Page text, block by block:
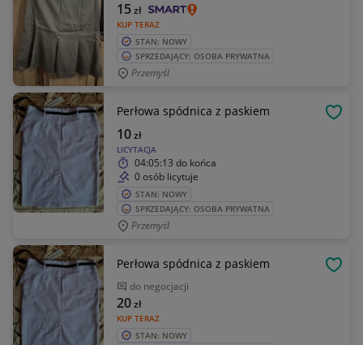
KUP TERAZ
15zł
STAN: NOWY
SPRZEDAJĄCY: OSOBA PRYWATNA
Przemyśl
Perłowa spódnica z paskiem
LICYTACJA
10zł
04:05:13 do końca
0 osób licytuje
STAN: NOWY
SPRZEDAJĄCY: OSOBA PRYWATNA
Przemyśl
Perłowa spódnica z paskiem
do negocjacji
KUP TERAZ
20zł
STAN: NOWY